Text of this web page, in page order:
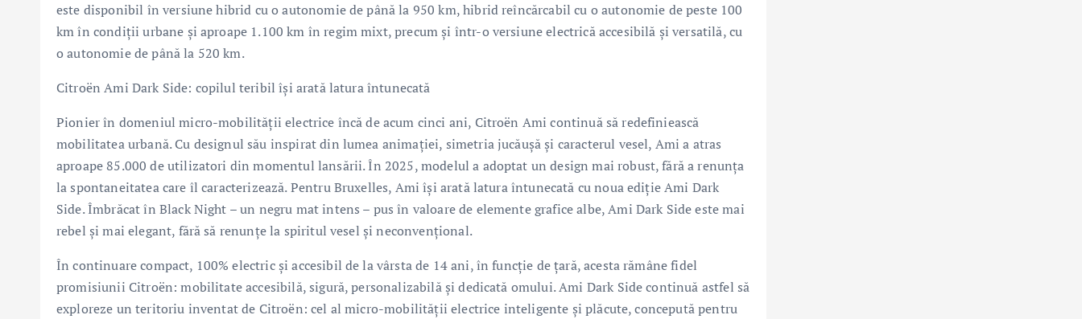
este disponibil în versiune hibrid cu o autonomie de până la 950 km, hibrid reîncărcabil cu o autonomie de peste 100
km în condiții urbane și aproape 1.100 km în regim mixt, precum și într-o versiune electrică accesibilă și versatilă, cu
o autonomie de până la 520 km.
Citroën Ami Dark Side: copilul teribil își arată latura întunecată
Pionier în domeniul micro-mobilității electrice încă de acum cinci ani, Citroën Ami continuă să redefiniească
mobilitatea urbană. Cu designul său inspirat din lumea animației, simetria jucăușă și caracterul vesel, Ami a atras
aproape 85.000 de utilizatori din momentul lansării. În 2025, modelul a adoptat un design mai robust, fără a renunța
la spontaneitatea care îl caracterizează. Pentru Bruxelles, Ami își arată latura întunecată cu noua ediție Ami Dark
Side. Îmbrăcat în Black Night – un negru mat intens – pus în valoare de elemente grafice albe, Ami Dark Side este mai
rebel și mai elegant, fără să renunțe la spiritul vesel și neconvențional.
În continuare compact, 100% electric și accesibil de la vârsta de 14 ani, în funcție de țară, acesta rămâne fidel
promisiunii Citroën: mobilitate accesibilă, sigură, personalizabilă și dedicată omului. Ami Dark Side continuă astfel să
exploreze un teritoriu inventat de Citroën: cel al micro-mobilității electrice inteligente și plăcute, concepută pentru